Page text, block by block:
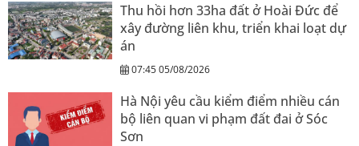
Thu hồi hơn 33ha đất ở Hoài Đức để
xây đường liên khu, triển khai loạt dự
án
07:45 05/08/2026
Hà Nội yêu cầu kiểm điểm nhiều cán
bộ liên quan vi phạm đất đai ở Sóc
Sơn